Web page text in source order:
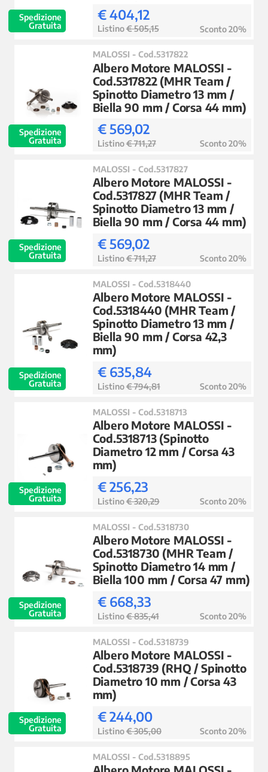
Spedizione
Gratuita
€ 404,12
Listino€ 505,15 Sconto 20%
Spedizione
Gratuita
MALOSSI - Cod.5317822
Albero Motore MALOSSI -
Cod.5317822 (MHR Team /
Spinotto Diametro 13 mm /
Biella 90 mm / Corsa 44 mm)
€ 569,02
Listino€ 711,27 Sconto 20%
Spedizione
Gratuita
MALOSSI - Cod.5317827
Albero Motore MALOSSI -
Cod.5317827 (MHR Team /
Spinotto Diametro 13 mm /
Biella 90 mm / Corsa 44 mm)
€ 569,02
Listino€ 711,27 Sconto 20%
Spedizione
Gratuita
MALOSSI - Cod.5318440
Albero Motore MALOSSI -
Cod.5318440 (MHR Team /
Spinotto Diametro 13 mm /
Biella 90 mm / Corsa 42,3
mm)
€ 635,84
Listino€ 794,81 Sconto 20%
Spedizione
Gratuita
MALOSSI - Cod.5318713
Albero Motore MALOSSI -
Cod.5318713 (Spinotto
Diametro 12 mm / Corsa 43
mm)
€ 256,23
Listino€ 320,29 Sconto 20%
Spedizione
Gratuita
MALOSSI - Cod.5318730
Albero Motore MALOSSI -
Cod.5318730 (MHR Team /
Spinotto Diametro 14 mm /
Biella 100 mm / Corsa 47 mm)
€ 668,33
Listino€ 835,41 Sconto 20%
Spedizione
Gratuita
MALOSSI - Cod.5318739
Albero Motore MALOSSI -
Cod.5318739 (RHQ / Spinotto
Diametro 10 mm / Corsa 43
mm)
€ 244,00
Listino€ 305,00 Sconto 20%
MALOSSI - Cod.5318895